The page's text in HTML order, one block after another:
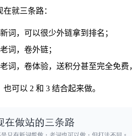
在就三条路：
词，可以很少外链拿到排名；
词，卷外链；
词，卷体验，送积分甚至完全免费
也可以 2 和 3 结合起来做。